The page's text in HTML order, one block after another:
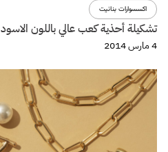
اكسسوارات بنانيت
تشكيلة أحذية كعب عالي باللون الاسود
4 مارس 2014